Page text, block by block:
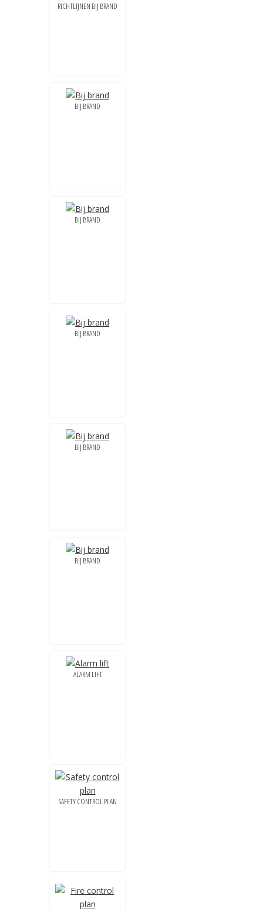
RICHTLIJNEN BIJ BRAND
BIJ BRAND
BIJ BRAND
BIJ BRAND
BIJ BRAND
BIJ BRAND
ALARM LIFT
SAFETY CONTROL PLAN